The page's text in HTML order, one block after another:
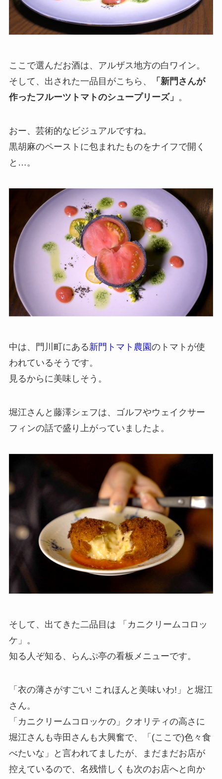
ここで選んだお酒は、アルザス地方の白ワイン。
そして、出された一品目がこちら、
「新門さんが
作ったフルーツトマトのシュープリーズ」 。
おー、芸術的なビジュアルですね。
黒胡麻のペーストに包まれたものをナイフで開く
と…。
中は、門川町にある新門トマト農園のトマトが使
われているそうです。
見るからに美味しそう。
堀江さんと藤澤シェフは、ゴルフやウェイクサー
フィンの話で盛り上がっていましたよ。
そして、出てきた二品目は 「カニクリームコロッ
ケ」。
知る人ぞ知る、らんぷ亭の看板メニューです。
「衣の薄さがすごい! これほんと美味いわ!」と堀江
さん。
「カニクリームコロッケの」クオリティの高さに
堀江さんも寺田さんも大興奮で、「(ここで)色々食
べたいな」と言われてましたが、まだまだお店が
控えているので、名残惜しくも次のお店へと向か